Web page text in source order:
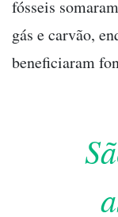
fósseis
gás e carvão,
beneficiaram